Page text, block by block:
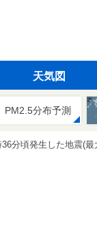
天気図
PM2.5分布予測
36分頃発生した地震(最